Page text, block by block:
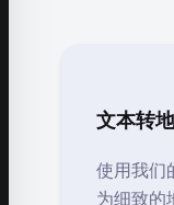
文本转
使用我们
为细致的